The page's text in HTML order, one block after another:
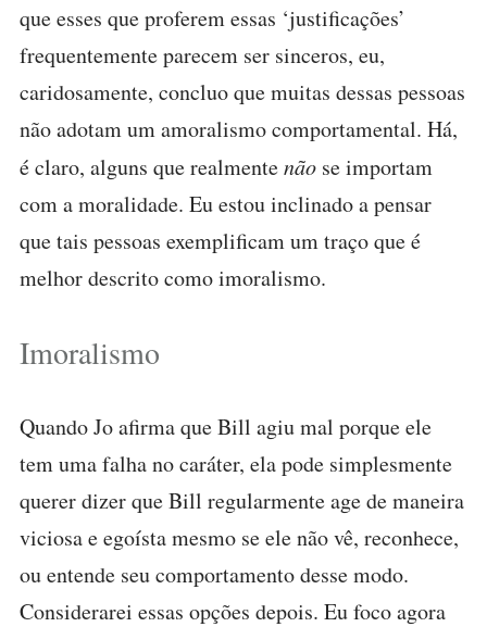
que esses que proferem essas ‘justificações’
frequentemente parecem ser sinceros, eu,
caridosamente, concluo que muitas dessas pessoas
não adotam um amoralismo comportamental. Há,
é claro, alguns que realmentenão se importam
com a moralidade. Eu estou inclinado a pensar
que tais pessoas exemplificam um traço que é
melhor descrito como imoralismo.
Imoralismo
Quando Jo afirma que Bill agiu mal porque ele
tem uma falha no caráter, ela pode simplesmente
querer dizer que Bill regularmente age de maneira
viciosa e egoísta mesmo se ele não vê, reconhece,
ou entende seu comportamento desse modo.
Considerarei essas opções depois. Eu foco agora